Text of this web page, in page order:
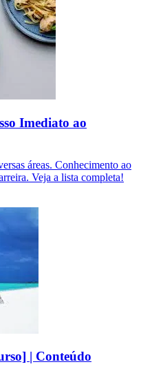
Imediato ao
áreas. Conhecimento ao
Veja a lista completa!
| Conteúdo